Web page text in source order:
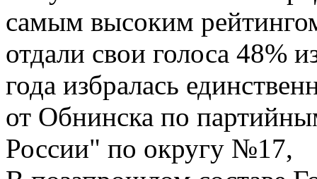
самым высоким
отдали свои голоса 48%
года избралась
от Обнинска по
России" по округу №17,